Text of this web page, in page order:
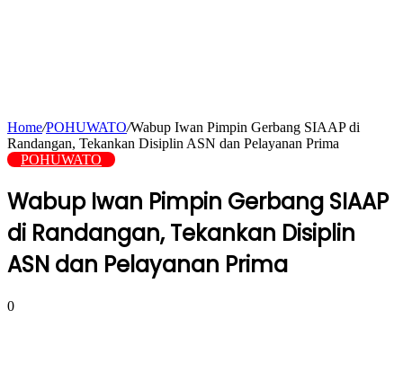
Home/POHUWATO/Wabup Iwan Pimpin Gerbang SIAAP di
Randangan, Tekankan Disiplin ASN dan Pelayanan Prima
POHUWATO
Wabup Iwan Pimpin Gerbang SIAAP
di Randangan, Tekankan Disiplin
ASN dan Pelayanan Prima
0